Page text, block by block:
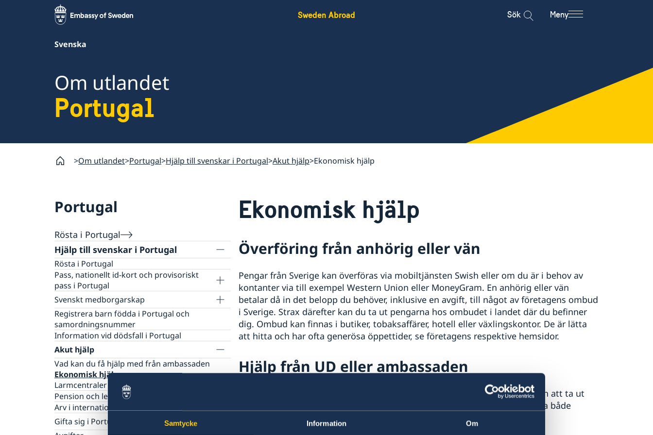
Samtycke Information Om
Sweden Abroad Sök Meny
Svenska
Om utlandet
Portugal
Om utlandet Portugal Hjälp till svenskar i Portugal Akut hjälp Ekonomisk hjälp
Portugal
Rösta i Portugal
Hjälp till svenskar i Portugal
Rösta i Portugal
Pass, nationellt id-kort och provisoriskt
pass i Portugal
Tidsbokning för ansökan/förnyelse av pass
eller nationellt id-kort
Ansökan/förnyelse för vuxna (över 18 år)
Ansökan/förnyelse för barn (under 18 år)
Ansökan om pass och nationellt id-kort för
personer under 18 år som inte haft svensk
resehandling tidigare
Ansökan/förnyelse av pass och nationellt id-
kort för medborgare mellan 18 och 22 år som
aldrig varit bosatta i Sverige
Ansökan om provisoriskt pass
Vårdnadshavares medgivande
Förlust av pass eller nationellt id-kort
Svenskt medborgarskap
Om svenskt medborgarskap
Registrera nyfödd utomlands
Förlust och bibehållande av svenskt
medborgarskap
Registrera barn födda i Portugal och
samordningsnummer
Information vid dödsfall i Portugal
Akut hjälp
Vad kan du få hjälp med från ambassaden
Ekonomisk hjälp
Larmcentraler
Pension och levnadsintyg
Arv i internationella situationer
Gifta sig i Portugal
Ekonomisk hjälp
Överföring från anhörig eller vän
Pengar från Sverige kan överföras via mobiltjänsten Swish eller om du är i behov av
kontanter via till exempel Western Union eller MoneyGram. En anhörig eller vän
betalar då in det belopp du behöver, inklusive en avgift, till något av företagens ombud
i Sverige. Strax därefter kan du ta ut pengarna hos ombudet i landet där du befinner
dig. Ombud kan finnas i butiker, tobaksaffärer, hotell eller växlingskontor. De är lätta
att hitta och har ofta generösa öppettider, se företagens respektive hemsidor.
Hjälp från UD eller ambassaden
Om du exempelvis har tappat ditt bankkort kan du få hjälp av ambassaden att ta ut
kontanter genom att överföra pengar från ditt eget konto. Du får då betala både
bankens eventuella avgift och UD:s avgift om 600 kronor.